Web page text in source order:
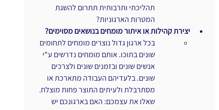
תהליכתי ותרבותית תתרום להשגת
המטרות הארגוניות?
יצירת קהילות או איתור מומחים בנושאים מסוימים?
בכל ארגון גדול נוצרים מומחים לתחומים
שונים בתוכו. אותם מומחים נדרשים ע"י
אנשים שונים ובזמנים שונים ולצרכים
שונים. בלעדיהם העבודה מתארכת או
מסתרבלת ולעיתים התוצר פחות מוצלח.
שאלו את עצמכם: האם בארגונכם יש